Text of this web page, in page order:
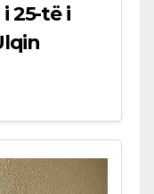
25-të i